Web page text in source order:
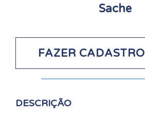
Sache
FAZER CADASTRO
DESCRIÇÃO